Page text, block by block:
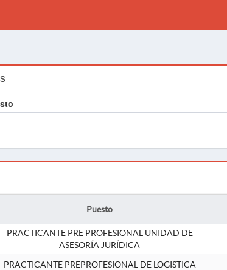
Puesto
PRACTICANTE PRE PROFESIONAL UNIDAD DE
ASESORÍA JURÍDICA
PRACTICANTE PREPROFESIONAL DE LOGISTICA